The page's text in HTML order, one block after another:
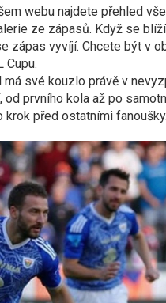
webu najdete přehled
ze zápasů. Když se
zápas vyvíjí. Chcete být v
Cupu.
má své kouzlo právě v
od prvního kola až po
krok před ostatními fanoušky.